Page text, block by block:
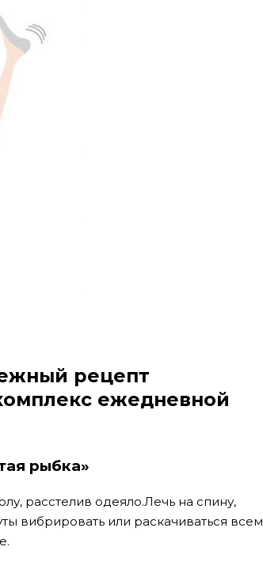
рецепт
ежедневной
рыбка»
расстелив одеяло.Лечь на спину,
вибрировать или раскачиваться всем